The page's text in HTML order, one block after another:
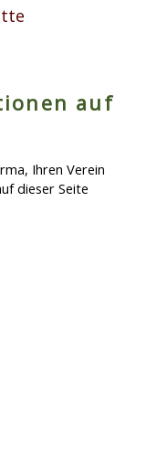
auf
Ihren Verein
dieser Seite